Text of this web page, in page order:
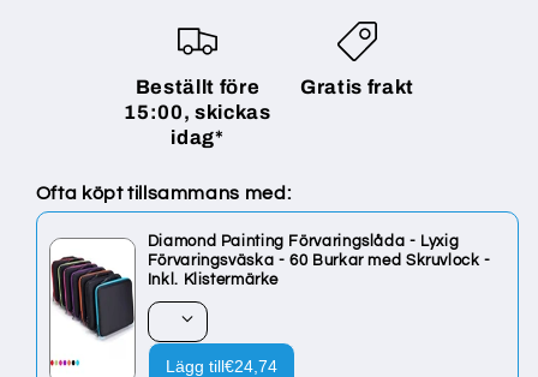
Beställt före
15:00, skickas
idag*
Gratis frakt
Ofta köpt tillsammans med:
Diamond Painting Förvaringslåda - Lyxig
Förvaringsväska - 60 Burkar med Skruvlock -
Inkl. Klistermärke
Lägg till€24,74